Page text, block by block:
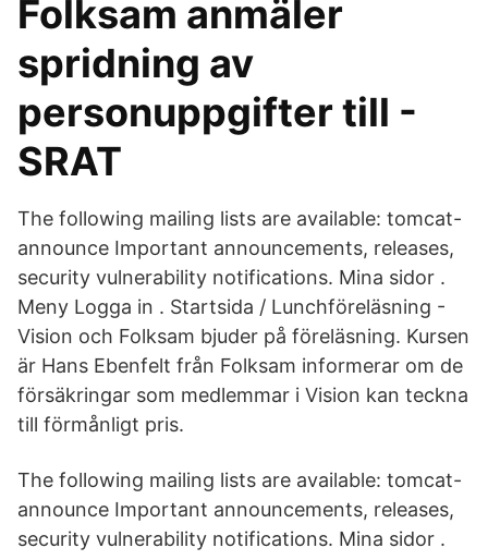
Folksam anmäler
spridning av
personuppgifter till -
SRAT
The following mailing lists are available: tomcat-
announce Important announcements, releases,
security vulnerability notifications. Mina sidor .
Meny Logga in . Startsida / Lunchföreläsning -
Vision och Folksam bjuder på föreläsning. Kursen
är Hans Ebenfelt från Folksam informerar om de
försäkringar som medlemmar i Vision kan teckna
till förmånligt pris.
The following mailing lists are available: tomcat-
announce Important announcements, releases,
security vulnerability notifications. Mina sidor .